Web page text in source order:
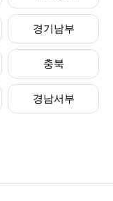
경기남부
충북
경남서부